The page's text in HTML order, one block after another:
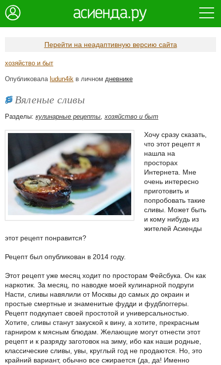
Перейти на неадаптивную версию сайта
хозяйство и быт
Опубликовала ludun4ik в личном дневнике
Вяленые сливы
Разделы: кулинарные рецепты,хозяйство и быт
Хочу сразу сказать,
что этот рецепт я
нашла на
просторах
Интернета. Мне
очень интересно
приготовить и
попробовать такие
сливы. Может быть
и кому нибудь из
жителей Асиенды
этот рецепт понравится?
Рецепт был опубликован в 2014 году.
Этот рецепт уже месяц ходит по просторам Фейсбука. Он как
наркотик. За месяц, по наводке моей кулинарной подруги
Насти, сливы навялили от Москвы до самых до окраин и
простые смертные и знаменитые фудди и фудблоггеры.
Рецепт подкупает своей простотой и универсальностью.
Хотите, сливы станут закуской к вину, а хотите, прекрасным
гарниром к мясным блюдам. Желающие могут отнести этот
рецепт и к разряду заготовок на зиму, ибо как наши родные,
классические сливы, увы, круглый год не продаются. Но, это
крайний вариант, обычно все сжирается (да, да! Именно